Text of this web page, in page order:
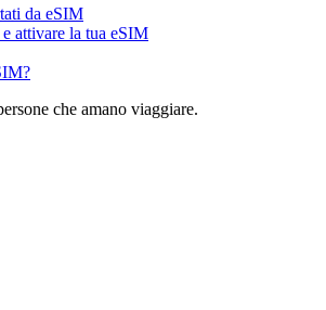
da eSIM
attivare la tua eSIM
che amano viaggiare.